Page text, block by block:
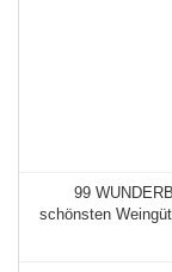
99
schönsten